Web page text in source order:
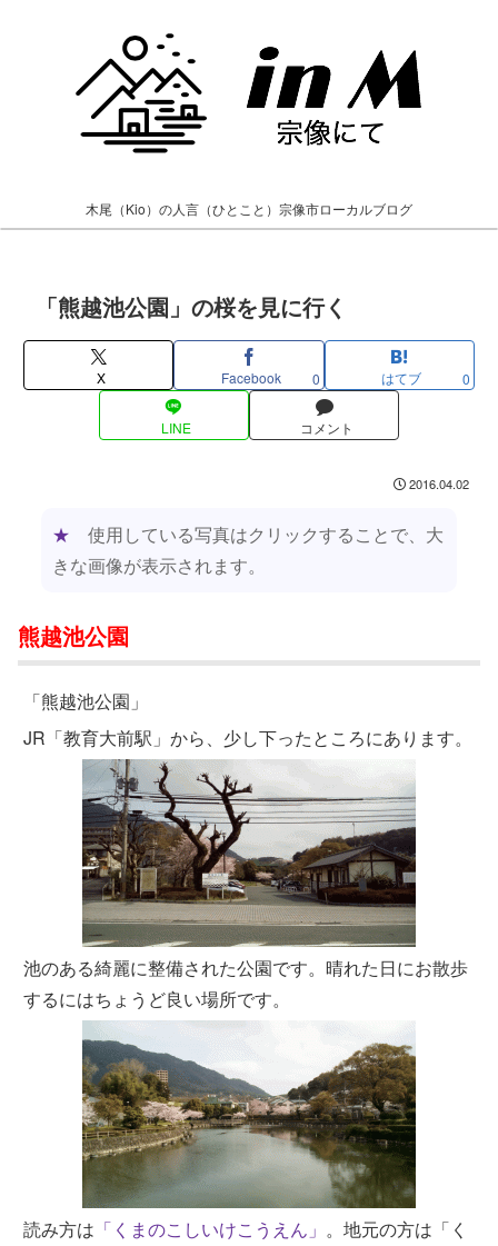
木尾（Kio）の人言（ひとこと）宗像市ローカルブログ
「熊越池公園」の桜を見に行く
X Facebook 0 はてブ 0
LINE コメント
2016.04.02
★
使用している写真はクリックすることで、大
きな画像が表示されます。
熊越池公園
「熊越池公園」
JR「教育大前駅」から、少し下ったところにあります。
池のある綺麗に整備された公園です。晴れた日にお散歩
するにはちょうど良い場所です。
読み方は 「くまのこしいけこうえん」 。地元の方は「く